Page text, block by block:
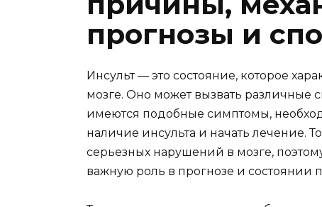
прогнозы и
Инсульт — это состояние, которое
мозге. Оно может вызвать различные
имеются подобные симптомы,
наличие инсульта и начать лечение.
серьезных нарушений в мозге,
важную роль в прогнозе и состоянии